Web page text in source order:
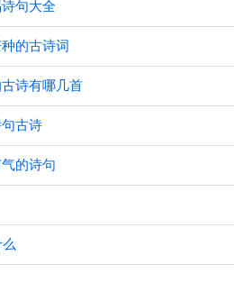
句大全
的古诗词
诗有哪几首
古诗
的诗句